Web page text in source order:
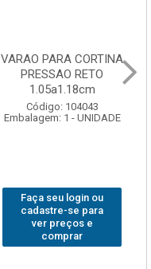
VARAO PARA CORTINA
PRESSAO RETO
1.20a1.33cm
Código: 104051
Embalagem: 1 - UNIDADE
Faça seu login ou
cadastre-se para
ver preços e
comprar